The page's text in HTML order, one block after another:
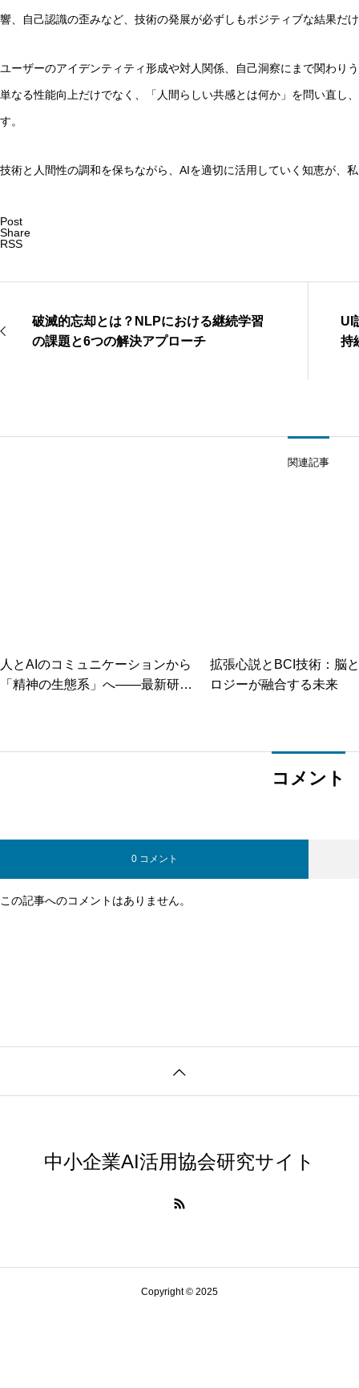
響、自己認識の歪みなど、技術の発展が必ずしもポジティブな結果だ
ユーザーのアイデンティティ形成や対人関係、自己洞察にまで関わり
単なる性能向上だけでなく、「人間らしい共感とは何か」を問い直し
す。
技術と人間性の調和を保ちながら、AIを適切に活用していく知恵が、
Post
Share
RSS
破滅的忘却とは？NLPにおける継続学習
の課題と6つの解決アプローチ
UI
持
関連記事
人とAIのコミュニケーションから
「精神の生態系」へ――最新研究
拡張心説とBCI技術：脳
ロジーが融合する未来
コメント
0 コメント
この記事へのコメントはありません。
中小企業AI活用協会研究サイト
Copyright © 2025